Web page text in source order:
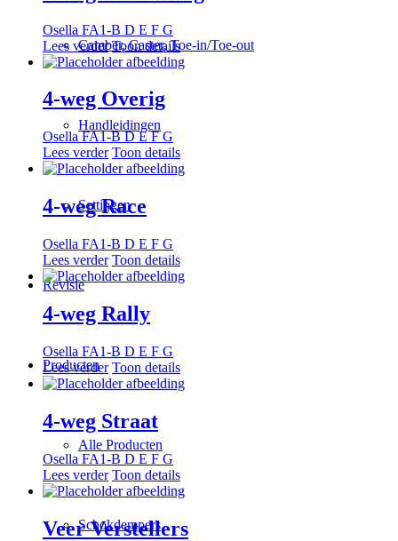
Camber, Caster, Toe-in/Toe-out
Handleidingen
Settingen
Revisie
Producten
Alle Producten
Schokdempers
Osella FA1-B D E F G
Lees verder Toon details
4-weg Overig
Osella FA1-B D E F G
Lees verder Toon details
4-weg Race
Osella FA1-B D E F G
Lees verder Toon details
4-weg Rally
Osella FA1-B D E F G
Lees verder Toon details
4-weg Straat
Osella FA1-B D E F G
Lees verder Toon details
Veer Verstellers